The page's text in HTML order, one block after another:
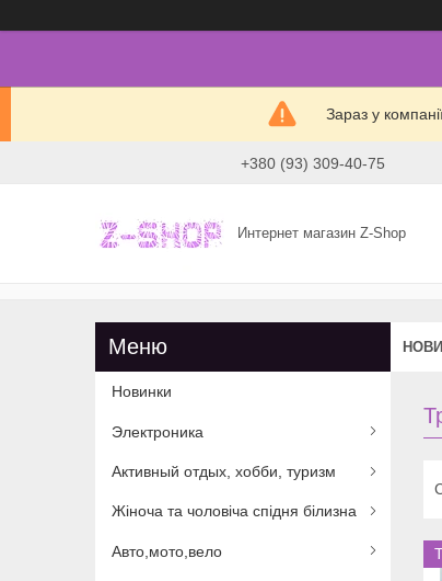
Зараз у
+380 (93) 309-40-75
Интернет магазин Z-Shop
Новинки
Электроника
Активный отдых, хобби, туризм
Жіноча та чоловіча спідня білизна
Авто,мото,вело